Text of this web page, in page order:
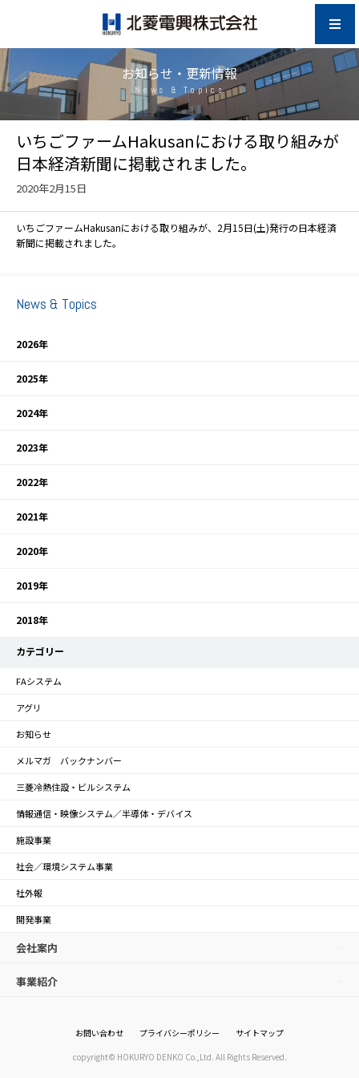
お知らせ・更新情報
News & Topics
いちごファームHakusanにおける取り組みが
日本経済新聞に掲載されました。
2020年2月15日
いちごファームHakusanにおける取り組みが、2月15日(土)発行の日本経済
新聞に掲載されました。
News & Topics
2026年
2025年
2024年
2023年
2022年
2021年
2020年
2019年
2018年
カテゴリー
FAシステム
アグリ
お知らせ
メルマガ バックナンバー
三菱冷熱住設・ビルシステム
情報通信・映像システム／半導体・デバイス
施設事業
社会／環境システム事業
社外報
開発事業
会社案内
事業紹介
お問い合わせ プライバシーポリシー
サイトマップ
copyright© HOKURYO DENKO Co.,Ltd. All Rights Reserved.